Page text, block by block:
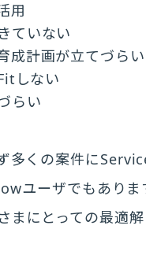
用
ていない
成計画が立てづらい
しない
らい
多くの案件に
ユーザでもありま
にとっての最適